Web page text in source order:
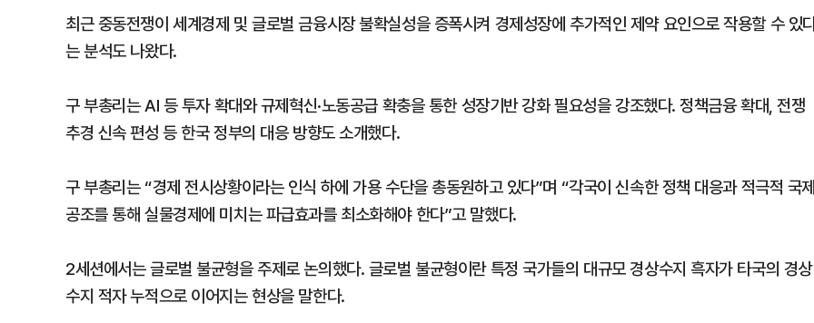
최근 중동전쟁이 세계경제 및 글로벌 금융시장 불확실성을 증폭시켜 경제성장에 추가적인 제약 요인으로 작용할 수 있
는 분석도 나왔다.
구 부총리는 AI 등 투자 확대와 규제혁신·노동공급 확충을 통한 성장기반 강화 필요성을 강조했다. 정책금융 확대, 전쟁
추경 신속 편성 등 한국 정부의 대응 방향도 소개했다.
구 부총리는 “경제 전시상황이라는 인식 하에 가용 수단을 총동원하고 있다”며 “각국이 신속한 정책 대응과 적극적 국
공조를 통해 실물경제에 미치는 파급효과를 최소화해야 한다”고 말했다.
2세션에서는 글로벌 불균형을 주제로 논의했다. 글로벌 불균형이란 특정 국가들의 대규모 경상수지 흑자가 타국의 경상
수지 적자 누적으로 이어지는 현상을 말한다.